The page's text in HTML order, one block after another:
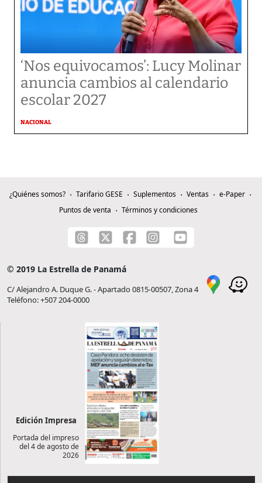
‘Nos equivocamos’: Lucy Molinar
anuncia cambios al calendario
escolar 2027
NACIONAL
¿Quiénes somos? Tarifario GESE Suplementos Ventas
e-Paper
Puntos de venta
Términos y condiciones
© 2019 La Estrella de Panamá
C/ Alejandro A. Duque G. - Apartado 0815-00507, Zona 4
Teléfono: +507 204-0000
Edición Impresa
Portada del impreso
del 4 de agosto de
2026